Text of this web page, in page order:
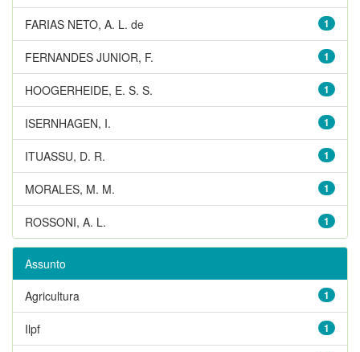
1
FARIAS NETO, A. L. de
1
FERNANDES JUNIOR, F.
1
HOOGERHEIDE, E. S. S.
1
ISERNHAGEN, I.
1
ITUASSU, D. R.
1
MORALES, M. M.
1
ROSSONI, A. L.
Assunto
1
Agricultura
1
Ilpf